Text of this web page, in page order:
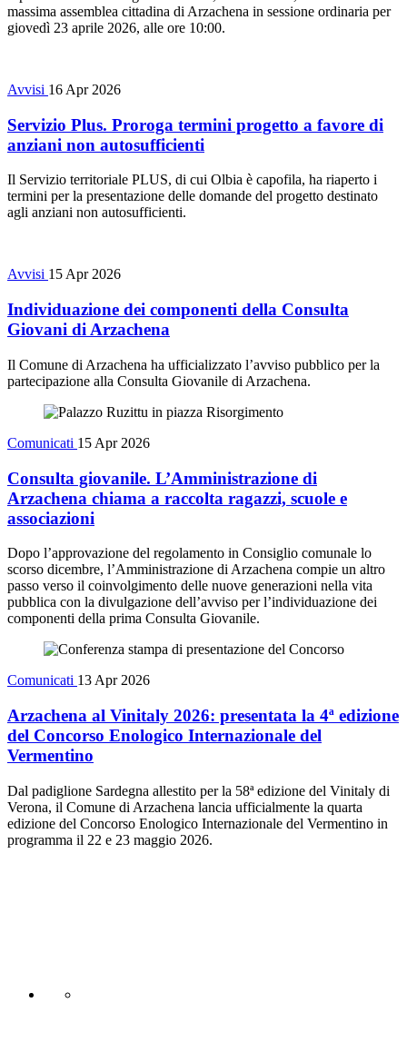
massima assemblea cittadina di Arzachena in sessione ordinaria per
giovedì 23 aprile 2026, alle ore 10:00.
Avvisi 16 Apr 2026
Servizio Plus. Proroga termini progetto a favore di
anziani non autosufficienti
Il Servizio territoriale PLUS, di cui Olbia è capofila, ha riaperto i
termini per la presentazione delle domande del progetto destinato
agli anziani non autosufficienti.
Avvisi 15 Apr 2026
Individuazione dei componenti della Consulta
Giovani di Arzachena
Il Comune di Arzachena ha ufficializzato l’avviso pubblico per la
partecipazione alla Consulta Giovanile di Arzachena.
Comunicati 15 Apr 2026
Consulta giovanile. L’Amministrazione di
Arzachena chiama a raccolta ragazzi, scuole e
associazioni
Dopo l’approvazione del regolamento in Consiglio comunale lo
scorso dicembre, l’Amministrazione di Arzachena compie un altro
passo verso il coinvolgimento delle nuove generazioni nella vita
pubblica con la divulgazione dell’avviso per l’individuazione dei
componenti della prima Consulta Giovanile.
Comunicati 13 Apr 2026
Arzachena al Vinitaly 2026: presentata la 4ª edizione
del Concorso Enologico Internazionale del
Vermentino
Dal padiglione Sardegna allestito per la 58ª edizione del Vinitaly di
Verona, il Comune di Arzachena lancia ufficialmente la quarta
edizione del Concorso Enologico Internazionale del Vermentino in
programma il 22 e 23 maggio 2026.